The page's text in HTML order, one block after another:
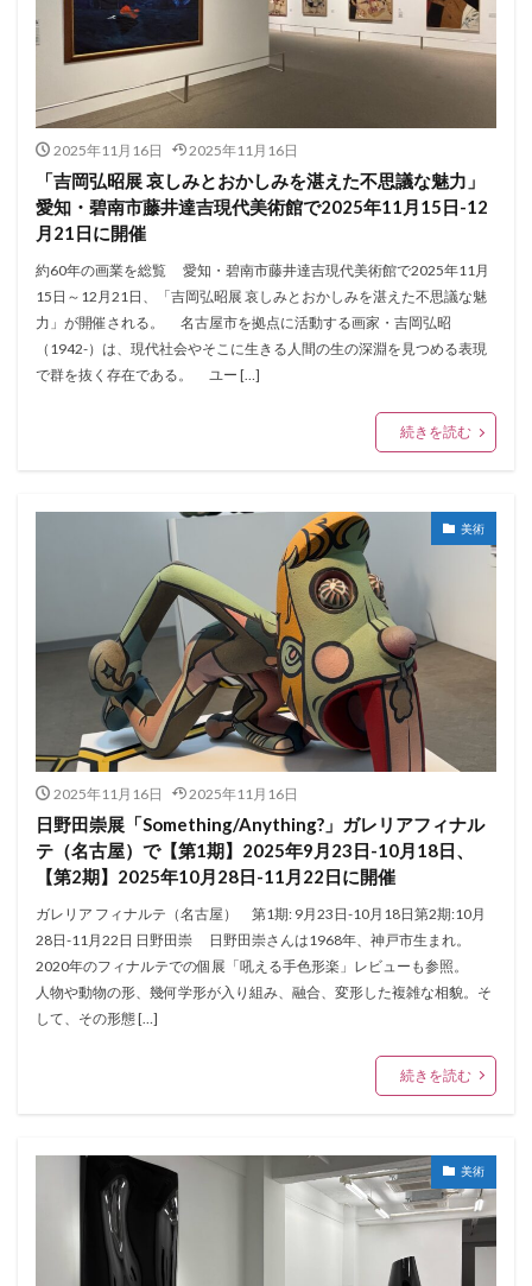
2025年11月16日 2025年11月16日
「吉岡弘昭展 哀しみとおかしみを湛えた不思議な魅力」
愛知・碧南市藤井達吉現代美術館で2025年11月15日-12
月21日に開催
約60年の画業を総覧 愛知・碧南市藤井達吉現代美術館で2025年11月
15日～12月21日、「吉岡弘昭展 哀しみとおかしみを湛えた不思議な魅
力」が開催される。 名古屋市を拠点に活動する画家・吉岡弘昭
（1942-）は、現代社会やそこに生きる人間の生の深淵を見つめる表現
で群を抜く存在である。 ユー […]
続きを読む
美術
2025年11月16日 2025年11月16日
日野田崇展「Something/Anything?」ガレリアフィナル
テ（名古屋）で【第1期】2025年9月23日-10月18日、
【第2期】2025年10月28日-11月22日に開催
ガレリア フィナルテ（名古屋） 第1期: 9月23日-10月18日第2期:10月
28日-11月22日 日野田崇 日野田崇さんは1968年、神戸市生まれ。
2020年のフィナルテでの個展「吼える手色形楽」レビューも参照。
人物や動物の形、幾何学形が入り組み、融合、変形した複雑な相貌。そ
して、その形態 […]
続きを読む
美術